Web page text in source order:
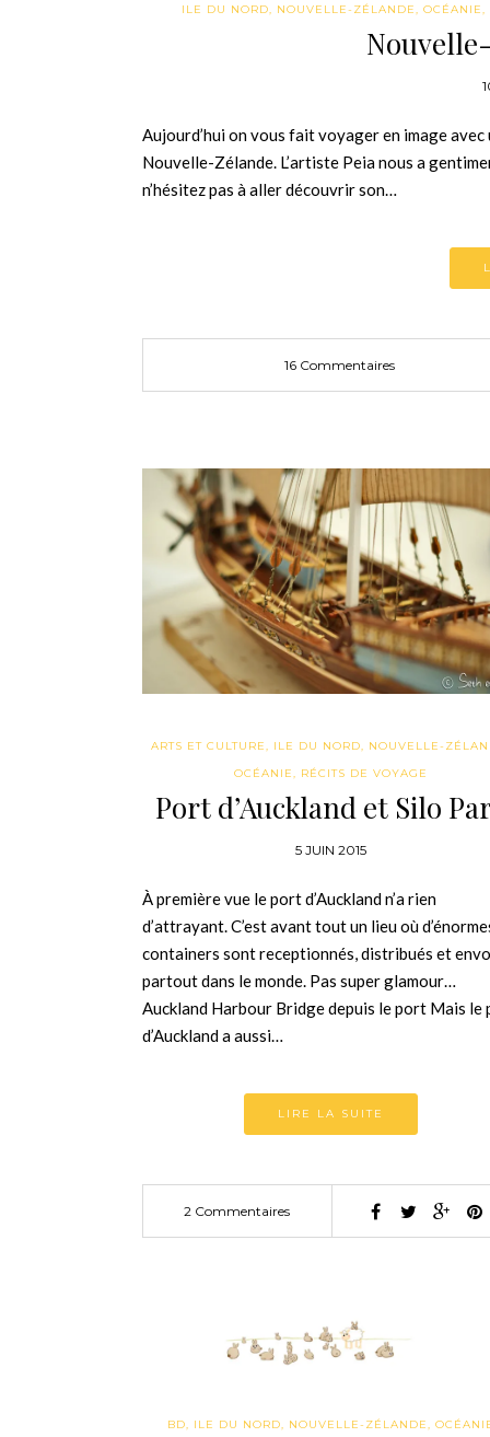
ILE DU NORD, NOUVELLE-ZÉLANDE, OCÉANIE,
Aujourd’hui on vous fait voyager en image
Nouvelle-Zélande. L’artiste Peia nous a
n’hésitez pas à aller découvrir son…
16 Commentaires
ARTS ET CULTURE, ILE DU NORD, NOUVELLE-
OCÉANIE, RÉCITS DE VOYAGE
Port d’Auckland et Silo
5 JUIN 2015
À première vue le port d’Auckland n’a rien
d’attrayant. C’est avant tout un lieu où
containers sont receptionnés, distribués et
partout dans le monde. Pas super glamour…
Auckland Harbour Bridge depuis le port Mais le
d’Auckland a aussi…
LIRE LA SUITE
2 Commentaires
BD, ILE DU NORD, NOUVELLE-ZÉLANDE,